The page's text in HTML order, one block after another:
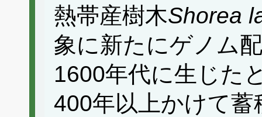
熱帯産樹木Shorea
象に新たにゲノム
1600年代に生じた
400年以上かけて